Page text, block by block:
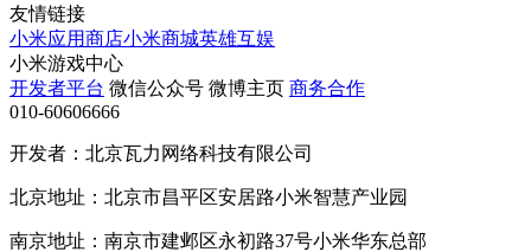
友情链接
小米应用商店小米商城英雄互娱
小米游戏中心
开发者平台 微信公众号 微博主页 商务合作
010-60606666
开发者：北京瓦力网络科技有限公司
北京地址：北京市昌平区安居路小米智慧产业园
南京地址：南京市建邺区永初路37号小米华东总部